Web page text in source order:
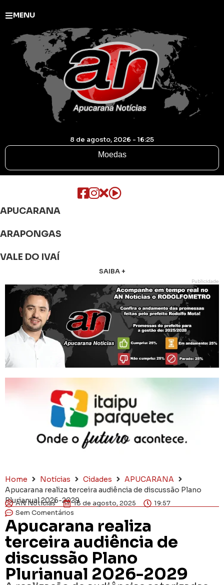
MENU
8 de agosto, 2026 - 16:25
Moedas
APUCARANA
ARAPONGAS
VALE DO IVAÍ
SAIBA +
Publicidade
Home Notícias Cidades
APUCARANA
Apucarana realiza terceira audiência de discussão Plano
Plurianual 2026-2029
AN Notícias 18 de agosto, 2025
19:57
Sem Comentários
Apucarana realiza
terceira audiência de
discussão Plano
Plurianual 2026-2029